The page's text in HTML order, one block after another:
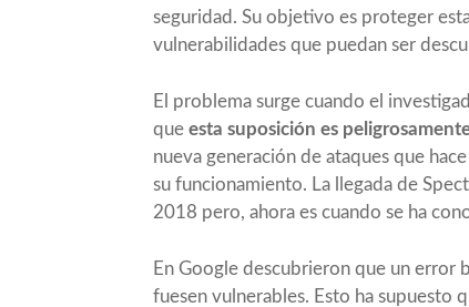
seguridad. Su objetivo es proteger
vulnerabilidades que puedan ser
El problema surge cuando el
que esta suposición es
nueva generación de ataques que
su funcionamiento. La llegada de
2018 pero, ahora es cuando se ha
En Google descubrieron que un error
fuesen vulnerables. Esto ha supuesto